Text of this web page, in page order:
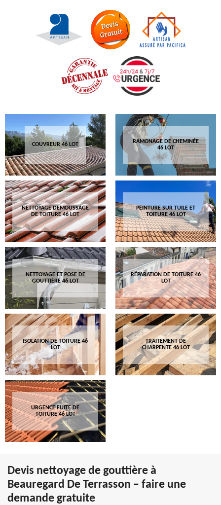
COUVREUR 46 LOT
RAMONAGE DE CHEMINÉE
46 LOT
NETTOYAGE DEMOUSSAGE
DE TOITURE 46 LOT
PEINTURE SUR TUILE ET
TOITURE 46 LOT
NETTOYAGE ET POSE DE
GOUTTIÈRE 46 LOT
RÉPARATION DE TOITURE 46
LOT
ISOLATION DE TOITURE 46
LOT
TRAITEMENT DE
CHARPENTE 46 LOT
URGENCE FUITE DE
TOITURE 46 LOT
Devis nettoyage de gouttière à
Beauregard De Terrasson – faire une
demande gratuite